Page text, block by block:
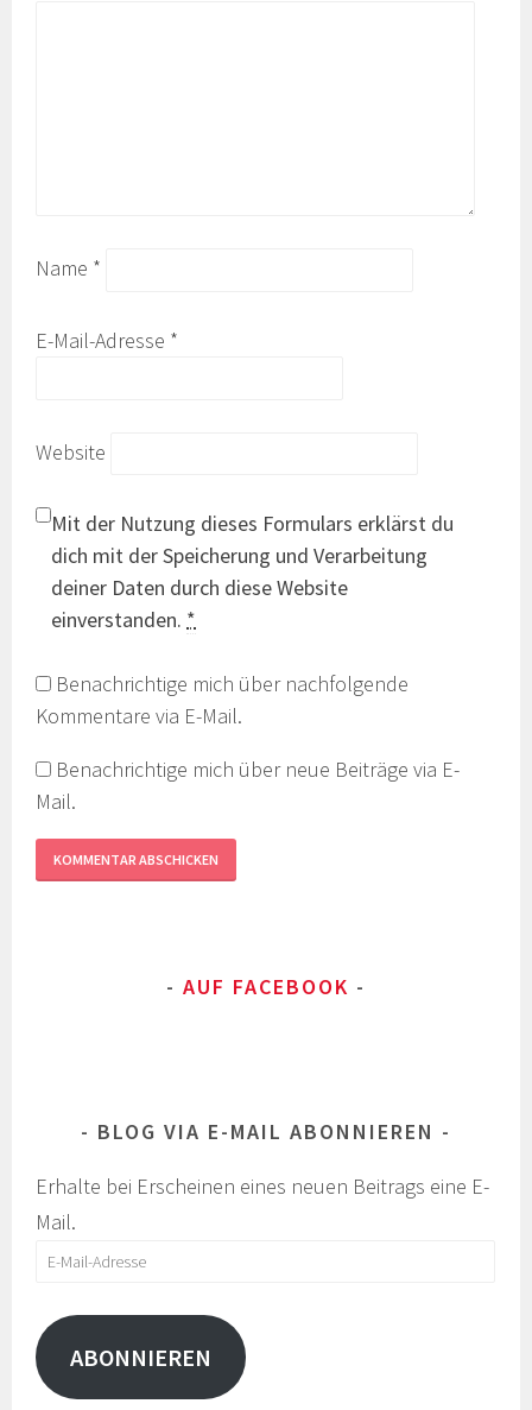
Name *
E-Mail-Adresse *
Website
Mit der Nutzung dieses Formulars erklärst du
dich mit der Speicherung und Verarbeitung
deiner Daten durch diese Website
einverstanden. *
Benachrichtige mich über nachfolgende
Kommentare via E-Mail.
Benachrichtige mich über neue Beiträge via E-
Mail.
AUF FACEBOOK
BLOG VIA E-MAIL ABONNIEREN
Erhalte bei Erscheinen eines neuen Beitrags eine E-
Mail.
E-
Adresse
ABONNIEREN